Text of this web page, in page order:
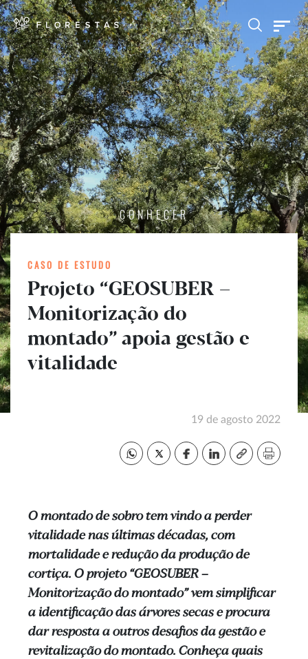
CONHECER
CASO DE ESTUDO
Projeto “GEOSUBER –
Monitorização do
montado” apoia gestão e
vitalidade
19 de agosto 2022
O montado de sobro tem vindo a perder
vitalidade nas últimas décadas, com
mortalidade e redução da produção de
cortiça. O projeto “GEOSUBER –
Monitorização do montado” vem simplificar
a identificação das árvores secas e procura
dar resposta a outros desafios da gestão e
revitalização do montado. Conheça quais